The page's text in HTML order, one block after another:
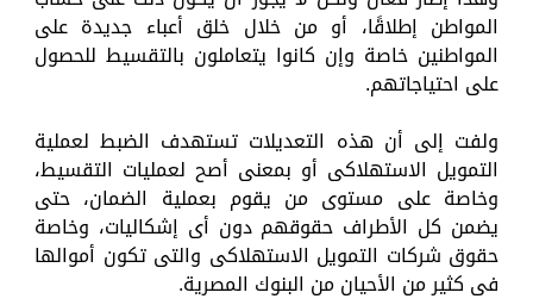
المواطن إطلاقًا، أو من خلال خلق أعباء جديدة على
المواطنين خاصة وإن كانوا يتعاملون بالتقسيط للحصول
على احتياجاتهم.
ولفت إلى أن هذه التعديلات تستهدف الضبط لعملية
التمويل الاستهلاكى أو بمعنى أصح لعمليات التقسيط،
وخاصة على مستوى من يقوم بعملية الضمان، حتى
يضمن كل الأطراف حقوقهم دون أى إشكاليات، وخاصة
حقوق شركات التمويل الاستهلاكى والتى تكون أموالها
فى كثير من الأحيان من البنوك المصرية.